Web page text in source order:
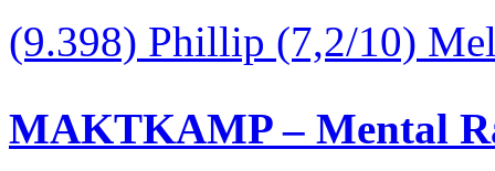
(9.398) Phillip (7,2/10)
MAKTKAMP – Mental